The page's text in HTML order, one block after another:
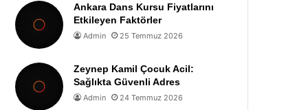
Ankara Dans Kursu Fiyatlarını
Etkileyen Faktörler
Admin 25 Temmuz 2026
Zeynep Kamil Çocuk Acil:
Sağlıkta Güvenli Adres
Admin 24 Temmuz 2026